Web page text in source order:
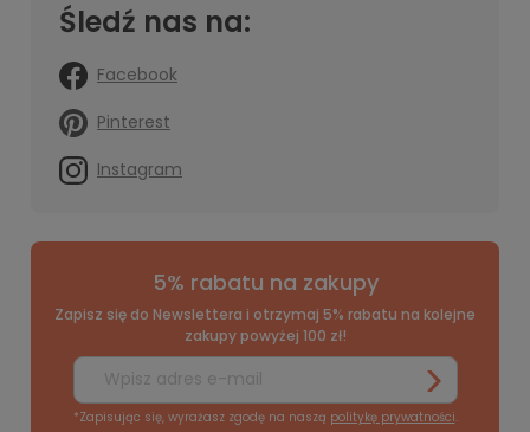
Śledź nas na:
Facebook
Pinterest
Instagram
5% rabatu na zakupy
Zapisz się do Newslettera i otrzymaj 5% rabatu na kolejne
zakupy powyżej 100 zł!
*Zapisując się, wyrażasz zgodę na naszą politykę prywatności.